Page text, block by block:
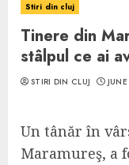
Stiri din cluj
Tinere din
stâlpul ce ai
STIRI DIN CLUJ
Un tânăr în
Maramureş, a